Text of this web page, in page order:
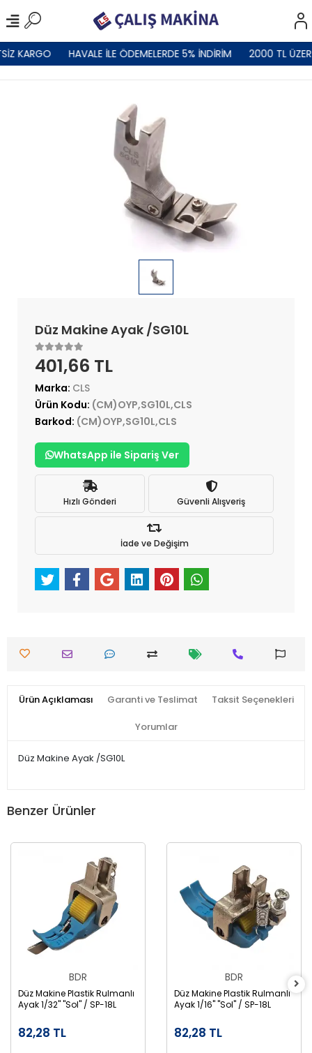
KARGO HAVALE İLE ÖDEMELERDE 5% İNDİRİM 2000 TL
Düz Makine Ayak /SG10L
401,66 TL
Marka: CLS
Ürün Kodu: (CM)OYP,SG10L,CLS
Barkod: (CM)OYP,SG10L,CLS
WhatsApp ile Sipariş Ver
Hızlı Gönderi Güvenli Alışveriş
İade ve Değişim
Ürün Açıklaması Garanti ve Teslimat Taksit Seçenekleri
Yorumlar
Düz Makine Ayak /SG10L
Benzer Ürünler
BDR
Düz Makine Plastik Rulmanlı
Ayak 1/32" "Sol" / SP-18L
82,28 TL
BDR
Düz Makine Plastik Rulmanlı
Ayak 1/16" "Sol" / SP-18L
82,28 TL